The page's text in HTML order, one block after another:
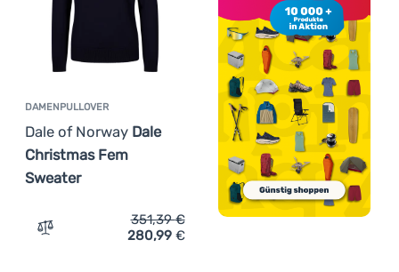
DAMENPULLOVER
Dale of Norway Dale
Christmas Fem
Sweater
Zum Vergleich 'Damenpullover Dale of Norway Dale
351,39€
280,99 €